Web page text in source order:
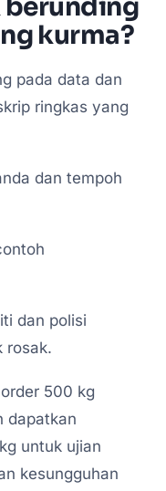
berunding
kurma?
pada data dan
ringkas yang
dan tempoh
dan polisi
rosak.
500 kg
dapatkan
untuk ujian
kesungguhan